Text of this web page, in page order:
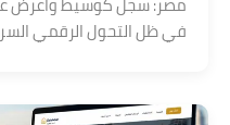
في ظل التحول الرقمي